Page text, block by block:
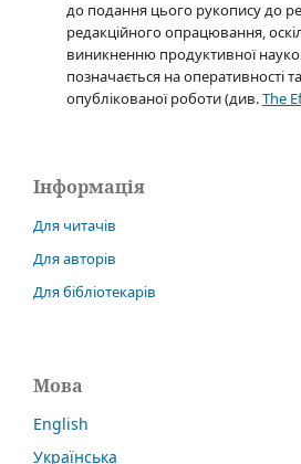
до подання цього рукопису до
редакційного опрацювання,
виникненню продуктивної
позначається на оперативності
опублікованої роботи (див.The
Інформація
Для читачів
Для авторів
Для бібліотекарів
Мова
English
Українська